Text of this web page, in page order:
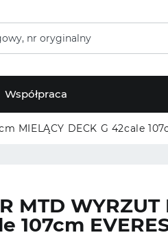
Współpraca
MIELĄCY DECK G 42cale
MTD
107cm